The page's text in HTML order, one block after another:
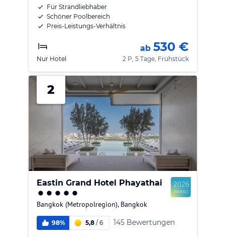
Für Strandliebhaber
Schöner Poolbereich
Preis-Leistungs-Verhältnis
Nur Hotel
ab 530 €
2 P, 5 Tage, Frühstück
2
Eastin Grand Hotel Phayathai
Bangkok (Metropolregion), Bangkok
98% 5,8/ 6 145 Bewertungen